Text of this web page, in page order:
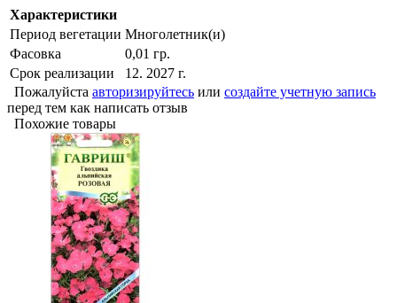
Характеристики
Период вегетации Многолетник(и)
Фасовка
0,01 гр.
Срок реализации
12. 2027 г.
Пожалуйста авторизируйтесь или создайте учетную запись
перед тем как написать отзыв
Похожие товары